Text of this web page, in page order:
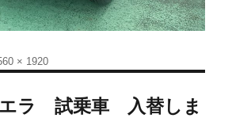
× 1920
エラ 試乗車 入替しま